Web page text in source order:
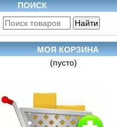
ПОИСК
МОЯ КОРЗИНА
(пусто)